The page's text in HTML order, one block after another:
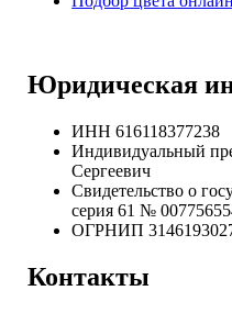
Юридическая
ИНН 616118377238
Индивидуальный
Сергеевич
Свидетельство о
серия 61 №
ОГРНИП
Контакты